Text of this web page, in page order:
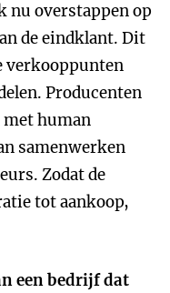
overstappen op
de eindklant. Dit
verkooppunten
Producenten
met human
samenwerken
Zodat de
tot aankoop,
een bedrijf dat